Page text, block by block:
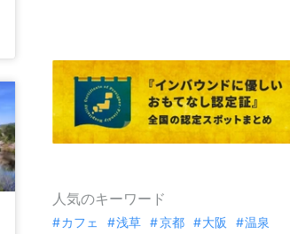
人気のキーワード
カフェ 浅草 京都 大阪
温泉